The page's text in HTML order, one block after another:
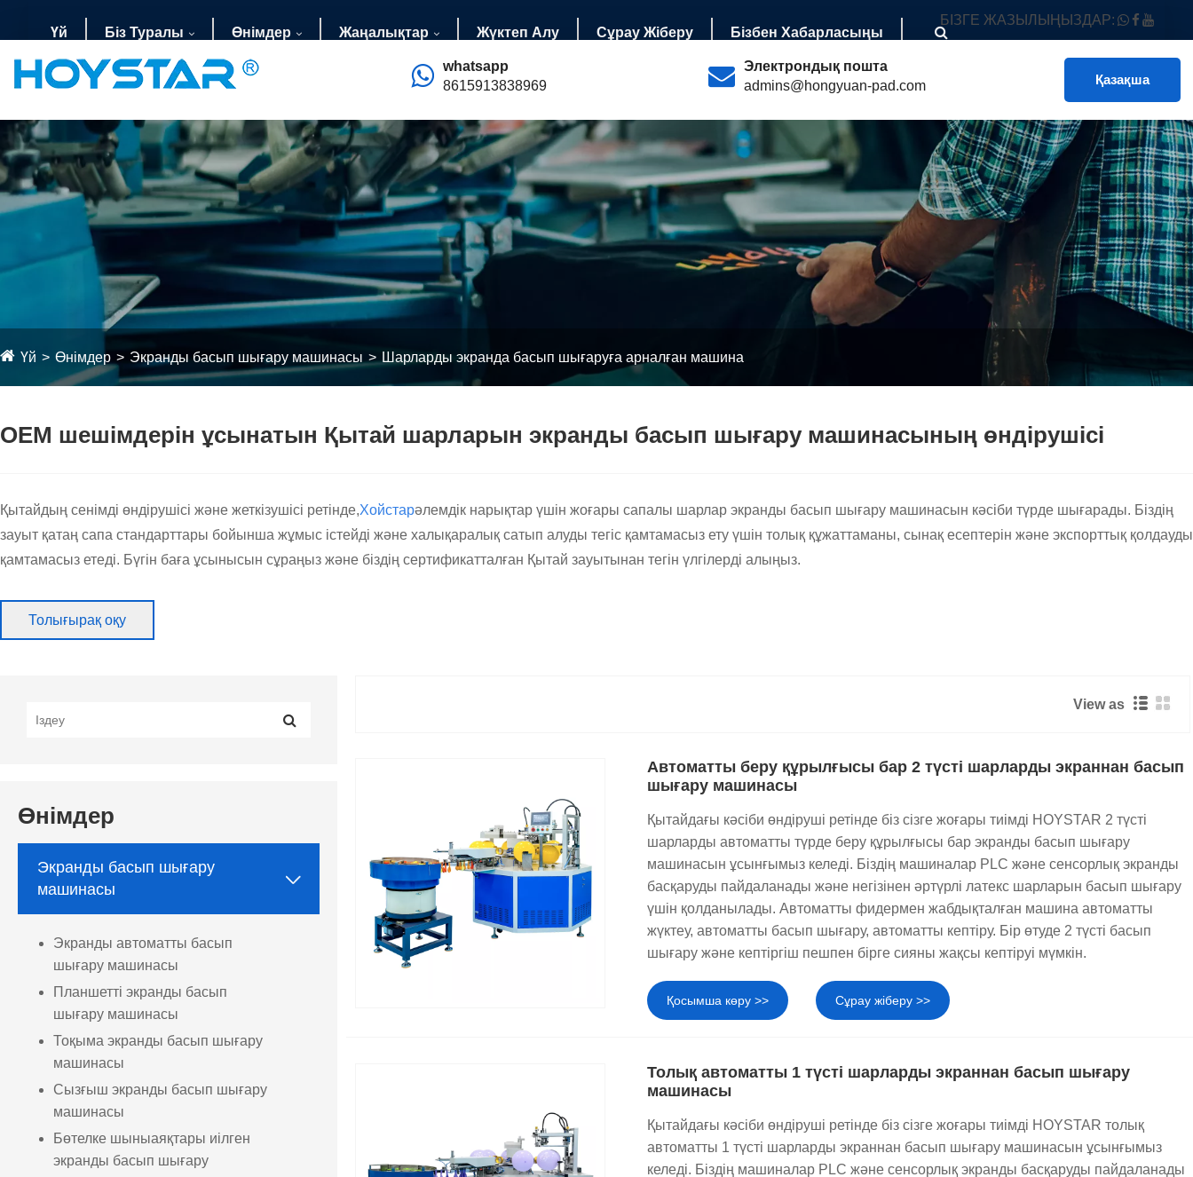
БІЗГЕ ЖАЗЫЛЫҢЫЗДАР:
whatsapp
8615913838969
Электрондық пошта
admins@hongyuan-pad.com
Қазақша
Үй Біз Туралы Өнімдер Жаңалықтар Жүктеп Алу Сұрау Жіберу Бізбен Хабарласыңы
Үй Өнімдер Экранды басып шығару машинасы Шарларды экранда басып шығаруға арналған машина
OEM шешімдерін ұсынатын Қытай шарларын экранды басып шығару машинасының өндірушісі
Қытайдың сенімді өндірушісі және жеткізушісі ретінде,Хойстарәлемдік нарықтар үшін жоғары сапалы шарлар экранды басып шығару машинасын кәсіби түрде шығарады. Біздің
зауыт қатаң сапа стандарттары бойынша жұмыс істейді және халықаралық сатып алуды тегіс қамтамасыз ету үшін толық құжаттаманы, сынақ есептерін және экспорттық қолдауды
қамтамасыз етеді. Бүгін баға ұсынысын сұраңыз және біздің сертификатталған Қытай зауытынан тегін үлгілерді алыңыз.
Шарларды экранда басып шығару машинасы: латексті шарларды басып шығаруға арналған кәсіби шешімдер
Осы сериядағы әрбір машина латекс шарларында дәл, жоғары сапалы басып шығаруды қамтамасыз етуге арналған. Логотиптерді, жарнамалық мәтінді, сәндік үлгілерді немесе
Біздің машина автоматты жүктеу, автоматты үрлеу, автоматты айналдыру, автоматты басып шығару, автоматты кептіру және автоматты түсіру функцияларымен жабдықталуы
мүмкін. Шарлардың 1/2/4 жағына басып шығара алады. Әртүрлі өндіріс масштабтары мен бюджетті қанағаттандыру үшін біз жартылай автоматтыдан толық автоматтыға дейін
және бір түстіден екі түстіге дейін машинаны ұсынамыз, бұл басып шығару талаптарына сәйкес ең жақсы шешімді таңдауға мүмкіндік береді.
Қолданбаңыз оқиға шарларын, жарнамалық шарларды немесе арнайы сәндік шарларды қамтыса да, біздің шарларды экраннан басып шығару машиналары өндіріс өнімділігі мен
өнім сапасын арттыру үшін жақсы шешім ұсына алады.
Толығырақ оқу
Өнімдер
Экранды басып шығару
машинасы

Экранды автоматты басып
шығару машинасы
Планшетті экранды басып
шығару машинасы
Тоқыма экранды басып шығару
машинасы
Сызғыш экранды басып шығару
машинасы
Бөтелке шыныаяқтары иілген
экранды басып шығару
View as
Автоматты беру құрылғысы бар 2 түсті шарларды экраннан басып
шығару машинасы
Қытайдағы кәсіби өндіруші ретінде біз сізге жоғары тиімді HOYSTAR 2 түсті
шарларды автоматты түрде беру құрылғысы бар экранды басып шығару
машинасын ұсынғымыз келеді. Біздің машиналар PLC және сенсорлық экранды
басқаруды пайдаланады және негізінен әртүрлі латекс шарларын басып шығару
үшін қолданылады. Автоматты фидермен жабдықталған машина автоматты
жүктеу, автоматты басып шығару, автоматты кептіру. Бір өтуде 2 түсті басып
шығару және кептіргіш пешпен бірге сияны жақсы кептіруі мүмкін.
Қосымша көру >> Сұрау жіберу >>
Толық автоматты 1 түсті шарларды экраннан басып шығару
машинасы
Қытайдағы кәсіби өндіруші ретінде біз сізге жоғары тиімді HOYSTAR толық
автоматты 1 түсті шарларды экраннан басып шығару машинасын ұсынғымыз
келеді. Біздің машиналар PLC және сенсорлық экранды басқаруды пайдаланады